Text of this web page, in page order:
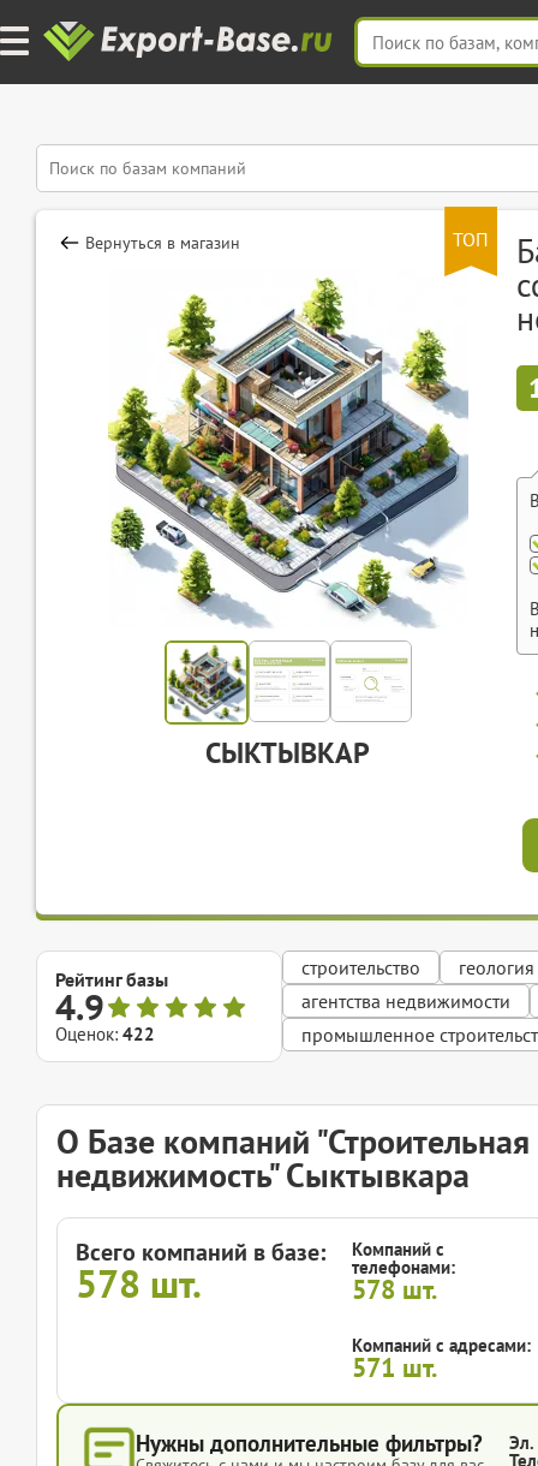
ТОП
Вернуться в магазин
СЫКТЫВКАР
Рейтинг базы
4.9
Оценок: 422
строительство
геология
агентства недвижимости
промышленное
О Базе компаний
недвижимость" Сыктывкара
Всего компаний в базе:
578 шт.
Компаний с
телефонами:
578 шт.
Компаний с адресами:
571 шт.
Нужны дополнительные фильтры? Эл.